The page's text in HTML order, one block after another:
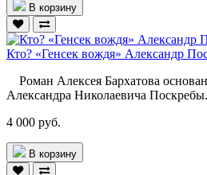
В корзину
Кто? «Генсек вождя» Александр
Роман Алексея Бархатова
Александра Николаевича
4 000 руб.
В корзину